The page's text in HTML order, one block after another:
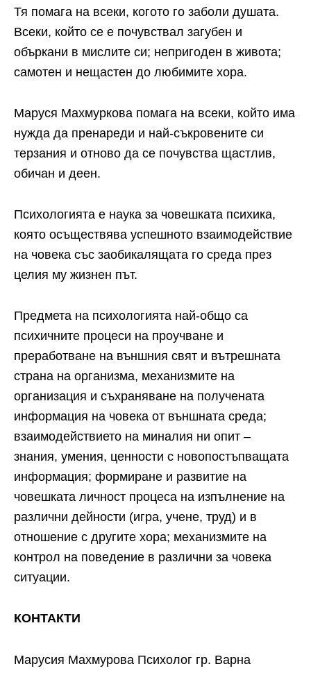
Тя помага на всеки, когото го заболи душата.
Всеки, който се е почувствал загубен и
объркани в мислите си; непригоден в живота;
самотен и нещастен до любимите хора.
Маруся Махмуркова помага на всеки, който има
нужда да пренареди и най-съкровените си
терзания и отново да се почувства щастлив,
обичан и деен.
Психологията е наука за човешката психика,
която осъществява успешното взаимодействие
на човека със заобикалящата го среда през
целия му жизнен път.
Предмета на психологията най-общо са
психичните процеси на проучване и
преработване на външния свят и вътрешната
страна на организма, механизмите на
организация и съхраняване на получената
информация на човека от външната среда;
взаимодействието на миналия ни опит –
знания, умения, ценности с новопостъпващата
информация; формиране и развитие на
човешката личност процеса на изпълнение на
различни дейности (игра, учене, труд) и в
отношение с другите хора; механизмите на
контрол на поведение в различни за човека
ситуации.
КОНТАКТИ
Марусия Махмурова Психолог гр. Варна